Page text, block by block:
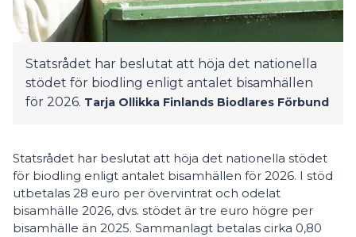
Statsrådet har beslutat att höja det nationella
stödet för biodling enligt antalet bisamhällen
för 2026. Tarja Ollikka Finlands Biodlares Förbund
Statsrådet har beslutat att höja det nationella stödet
för biodling enligt antalet bisamhällen för 2026. I stöd
utbetalas 28 euro per övervintrat och odelat
bisamhälle 2026, dvs. stödet är tre euro högre per
bisamhälle än 2025. Sammanlagt betalas cirka 0,80